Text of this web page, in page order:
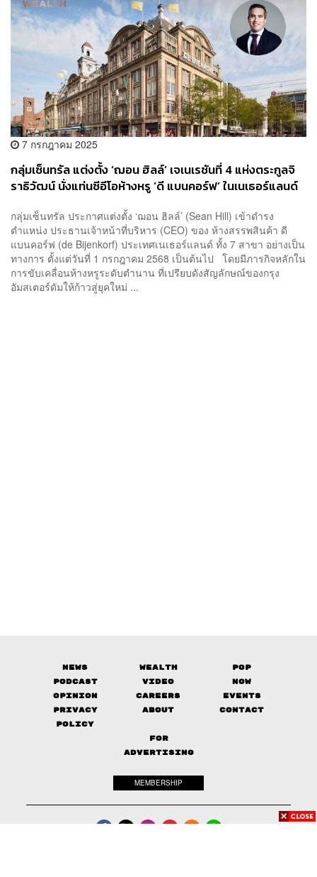
7 กรกฎาคม 2025
กลุ่มเซ็นทรัล แต่งตั้ง ‘ฌอน ฮิลล์’ เจเนเรชันที่ 4 แห่งตระกูลจิ
ราธิวัฒน์ นั่งแท่นซีอีโอห้างหรู ‘ดี แบนคอร์ฟ’ ในเนเธอร์แลนด์
กลุ่มเซ็นทรัล ประกาศแต่งตั้ง ‘ฌอน ฮิลล์’ (Sean Hill) เข้าดำรง
ตำแหน่ง ประธานเจ้าหน้าที่บริหาร (CEO) ของ ห้างสรรพสินค้า ดี
แบนคอร์ฟ (de Bijenkorf) ประเทศเนเธอร์แลนด์ ทั้ง 7 สาขา อย่างเป็น
ทางการ ตั้งแต่วันที่ 1 กรกฎาคม 2568 เป็นต้นไป โดยมีภารกิจหลักใน
การขับเคลื่อนห้างหรูระดับตำนาน ที่เปรียบดังสัญลักษณ์ของกรุง
อัมสเตอร์ดัมให้ก้าวสู่ยุคใหม่ ...
News Wealth
Pop
Podcast
Video
Now
Opinion
Careers
Events
Privacy
Policy
About Contact
FOR
ADVERTISING
MEMBERSHIP